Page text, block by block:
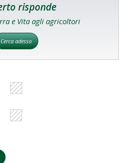
risponde
e Vita agli agricoltori
Cerca adesso